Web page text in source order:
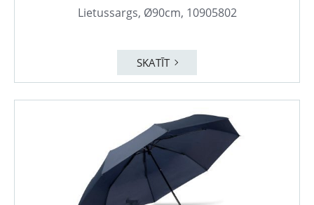
Lietussargs, Ø90cm, 10905802
SKATĪT